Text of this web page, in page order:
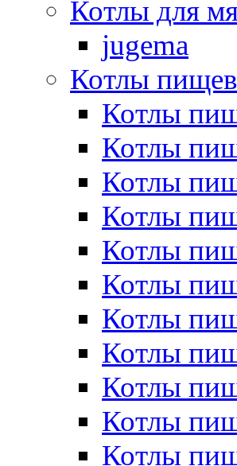
Котлы для
jugema
Котлы
Котлы
Котлы
Котлы
Котлы
Котлы
Котлы
Котлы
Котлы
Котлы
Котлы
Котлы